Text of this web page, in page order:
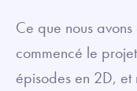
Ce que nous
commencé le
épisodes en 2D, et